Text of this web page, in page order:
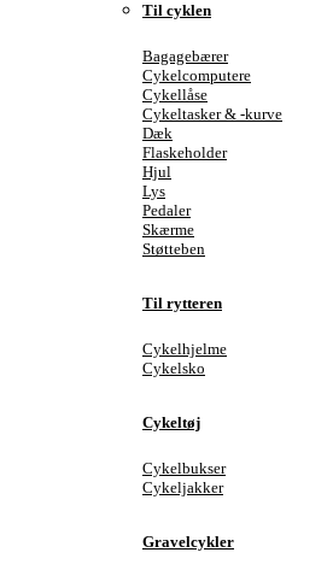
Til cyklen
Bagagebærer
Cykelcomputere
Cykellåse
Cykeltasker & -kurve
Dæk
Flaskeholder
Hjul
Lys
Pedaler
Skærme
Støtteben
Til rytteren
Cykelhjelme
Cykelsko
Cykeltøj
Cykelbukser
Cykeljakker
Gravelcykler